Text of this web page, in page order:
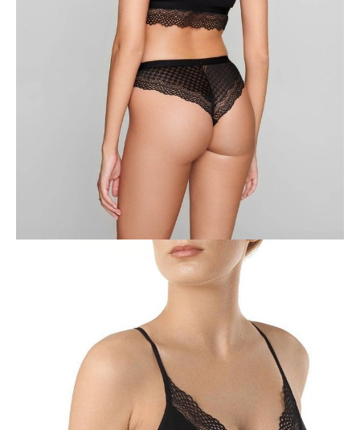
+
DODAJ DO KOSZYKA
Jak złożyć zamówienie
POWIADOM MNIE O DOSTĘPNOŚCI
ПОЛУЧИТЬ ПО EMAIL
darmowa od 99 zł
czas dostawy: 1-2 dni robocze
Paczkomaty InPost 24/7,
darmowa od 50 zł
Odbiór osobistyw sklepie Conte (Łodz)
pn.- czw. 8:00 - 16:00, pt. 8:00 - 14:00
Bustier MODERNISTA z bambusem wysokiej jakości to harmonijne
połączenie maksymalnego komfortu, lakonicznego designu i
wykwintnej włoskiej koronki.
Lekki, wygodny, wszechstronny i dopasowany top MODERNISTA
może być noszony jako odzież domowa lub bielizna.
Ten stanik z pewnością stanie się Twoim ulubionym!
Cechy modelu:
· miękkie miseczki,